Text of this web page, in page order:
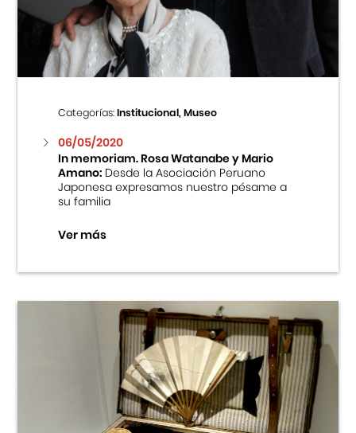
Centro Cultural Peruano Japonés
Cursos
Museo de la Inmigración Japonesa
Fondo Editorial
Teatro Peruano Japonés
Categorías:Institucional, Museo
06/05/2020
In memoriam. Rosa Watanabe y Mario
Amano:Desde la Asociación Peruano
Japonesa expresamos nuestro pésame a
su familia
Ver más